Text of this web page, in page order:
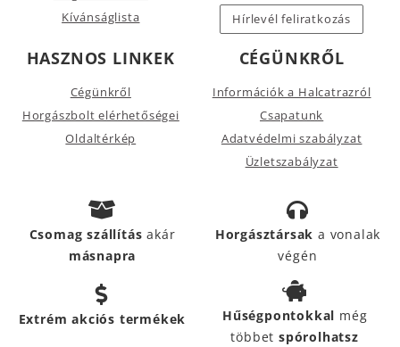
Kívánságlista
Hírlevél feliratkozás
HASZNOS LINKEK
Cégünkről
Horgászbolt elérhetőségei
Oldaltérkép
CÉGÜNKRŐL
Információk a Halcatrazról
Csapatunk
Adatvédelmi szabályzat
Üzletszabályzat
Csomag szállításakár
másnapra
Horgásztársak a vonalak
végén
Extrém akciós termékek Hűségpontokkal még
többetspórolhatsz